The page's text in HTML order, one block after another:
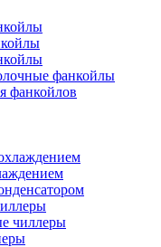
фанкойлы
фанкойлов
чиллеры